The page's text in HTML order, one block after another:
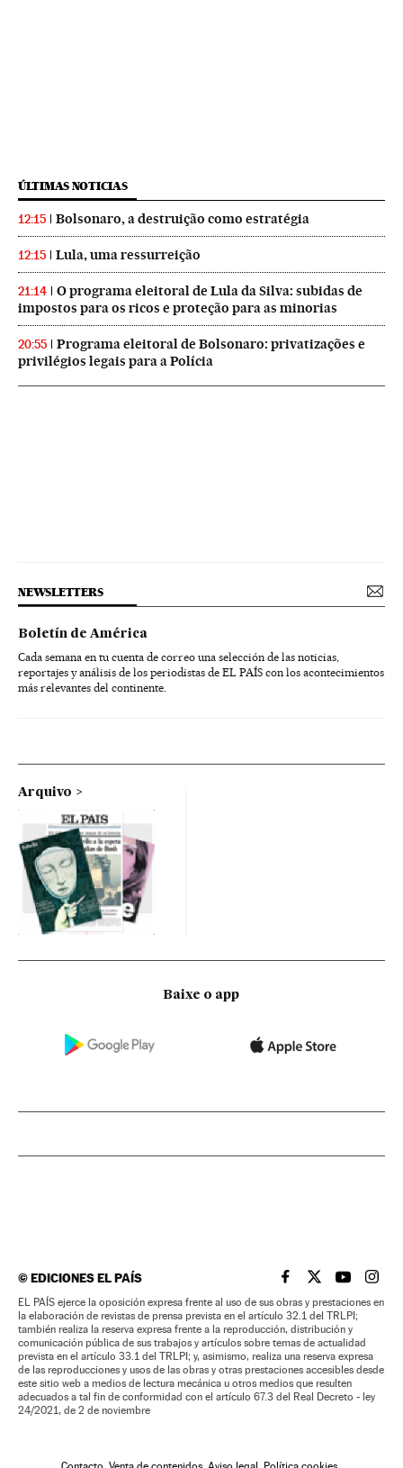
ÚLTIMAS NOTICIAS
12:15 Bolsonaro, a destruição como estratégia
12:15 Lula, uma ressurreição
21:14
O programa eleitoral de Lula da Silva: subidas de
impostos para os ricos e proteção para as minorias
20:55
Programa eleitoral de Bolsonaro: privatizações e
privilégios legais para a Polícia
NEWSLETTERS
Boletín de América
Cada semana en tu cuenta de correo una selección de las noticias,
reportajes y análisis de los periodistas de EL PAÍS con los acontecimientos
más relevantes del continente.
Arquivo
Baixe o app
©EDICIONES EL PAÍS EL PAÍS BRASIL EN
EL PAÍSEL PAÍS
EL
EL PAÍS ejerce la oposición expresa frente al uso de sus obras y prestaciones en
la elaboración de revistas de prensa prevista en el artículo 32.1 del TRLPI;
también realiza la reserva expresa frente a la reproducción, distribución y
comunicación pública de sus trabajos y artículos sobre temas de actualidad
prevista en el artículo 33.1 del TRLPI; y, asimismo, realiza una reserva expresa
de las reproducciones y usos de las obras y otras prestaciones accesibles desde
este sitio web a medios de lectura mecánica u otros medios que resulten
adecuados a tal fin de conformidad con el artículo 67.3 del Real Decreto - ley
24/2021, de 2 de noviembre